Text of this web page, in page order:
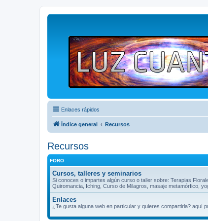
Enlaces rápidos
Índice general Recursos
Recursos
FORO
Cursos, talleres y seminarios
Si conoces o impartes algún curso o taller sobre: Terapias
Quiromancia, Iching, Curso de Milagros, masaje metamórfico,
Enlaces
¿Te gusta alguna web en particular y quieres compartirla? aquí